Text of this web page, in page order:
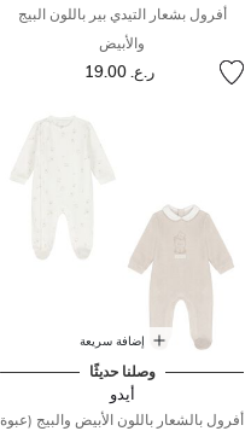
أفرول بشعار التيدي بير باللون البيج
والأبيض
ر.ع. 19.00
إضافة سريعة
وصلنا حديثًا
أيدو
أفرول بالشعار باللون الأبيض والبيج (عبوة